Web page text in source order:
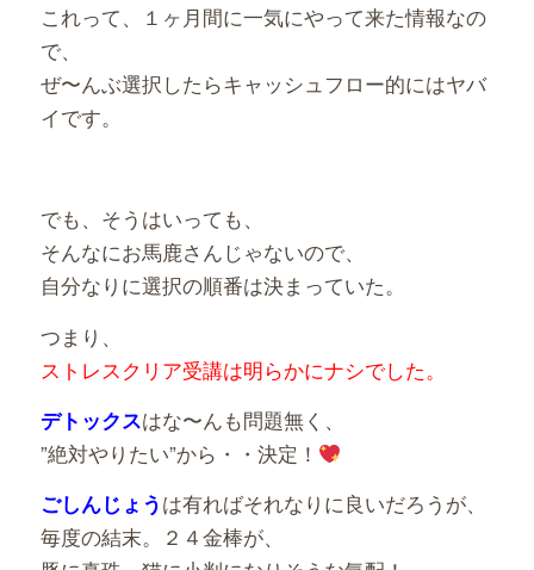
これって、１ヶ月間に一気にやって来た情報なの
で、
ぜ〜んぶ選択したらキャッシュフロー的にはヤバ
イです。
でも、そうはいっても、
そんなにお馬鹿さんじゃないので、
自分なりに選択の順番は決まっていた。
つまり、
ストレスクリア受講は明らかにナシでした。
デトックスはな〜んも問題無く、
”絶対やりたい”から・・決定！
ごしんじょうは有ればそれなりに良いだろうが、
毎度の結末。２４金棒が、